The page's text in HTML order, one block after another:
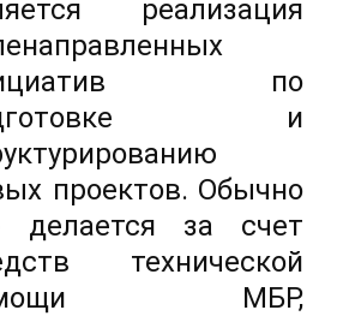
реализация
по
и
проектов. Обычно
делается за счет
технической
МБР,